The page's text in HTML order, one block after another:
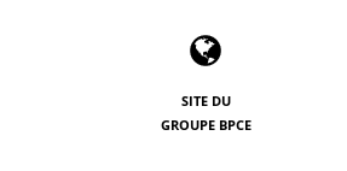
SITE DU
GROUPE BPCE